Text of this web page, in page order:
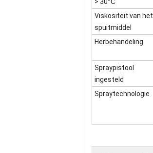
Viskositeit van het
spuitmiddel
Herbehandeling
Spraypistool
ingesteld
Spraytechnologie